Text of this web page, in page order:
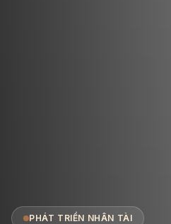
PHÁT TRIỂN NHÂN TÀI